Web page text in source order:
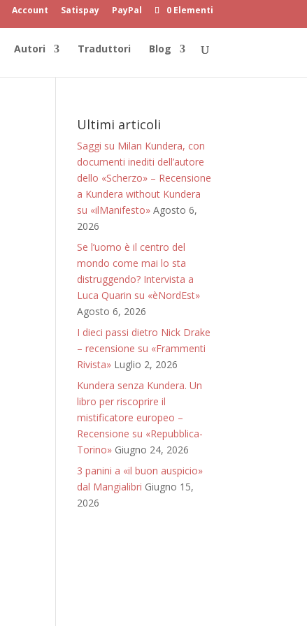
Account Satispay PayPal 0 Elementi
Autori Traduttori Blog
Ultimi articoli
Saggi su Milan Kundera, con
documenti inediti dell’autore
dello «Scherzo» – Recensione
a Kundera without Kundera
su «ilManifesto» Agosto 6,
2026
Se l’uomo è il centro del
mondo come mai lo sta
distruggendo? Intervista a
Luca Quarin su «èNordEst»
Agosto 6, 2026
I dieci passi dietro Nick Drake
– recensione su «Frammenti
Rivista» Luglio 2, 2026
Kundera senza Kundera. Un
libro per riscoprire il
mistificatore europeo –
Recensione su «Repubblica-
Torino» Giugno 24, 2026
3 panini a «il buon auspicio»
dal Mangialibri Giugno 15,
2026